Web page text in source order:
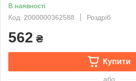
В наявності
Код: 2000000362588
Роздріб
562 ₴
Купити
або